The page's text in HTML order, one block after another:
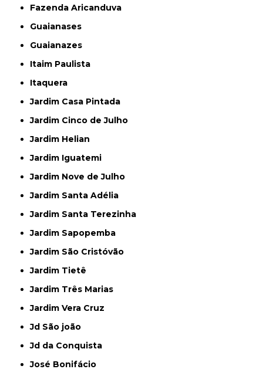
Fazenda Aricanduva
Guaianases
Guaianazes
Itaim Paulista
Itaquera
Jardim Casa Pintada
Jardim Cinco de Julho
Jardim Helian
Jardim Iguatemi
Jardim Nove de Julho
Jardim Santa Adélia
Jardim Santa Terezinha
Jardim Sapopemba
Jardim São Cristóvão
Jardim Tietê
Jardim Três Marias
Jardim Vera Cruz
Jd São joão
Jd da Conquista
José Bonifácio